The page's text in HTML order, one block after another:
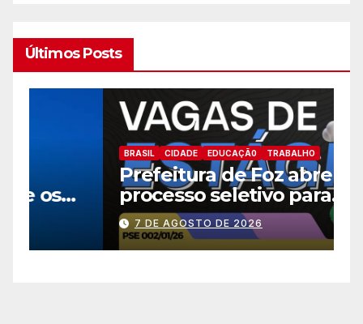
Últimos Posts
EDUCAÇÃ0 TRABALHO
Prefeitura de Foz abre novo
processo seletivo para
estagiários
7 DE AGOSTO DE 2026